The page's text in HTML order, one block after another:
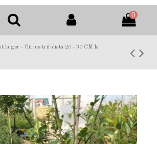
0
la ger - Citrus trifoliata 20 - 30 CM la